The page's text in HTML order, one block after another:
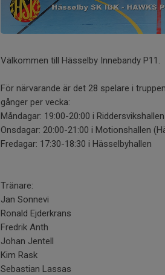
Välkommen till Hässelby Innebandy P11.
För närvarande är det 28 spelare i
gånger per vecka:
Måndagar: 19:00-20:00 i Riddersvikshallen
Onsdagar: 20:00-21:00 i Motionshallen
Fredagar: 17:30-18:30 i Hässelbyhallen
Tränare:
Jan Sonnevi
Ronald Ejderkrans
Fredrik Anth
Johan Jentell
Kim Rask
Sebastian Lassas